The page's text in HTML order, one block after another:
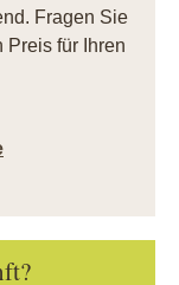
Fragen Sie
Preis für Ihren